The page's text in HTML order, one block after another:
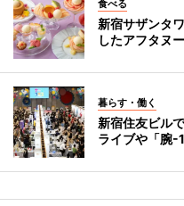
食べる
新宿サザンタ
したアフタヌ
暮らす・働く
新宿住友ビル
ライブや「腕-